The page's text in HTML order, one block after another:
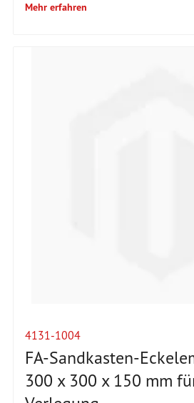
Mehr erfahren
4131-1004
FA-Sandkasten-
300 x 300 x 150 mm